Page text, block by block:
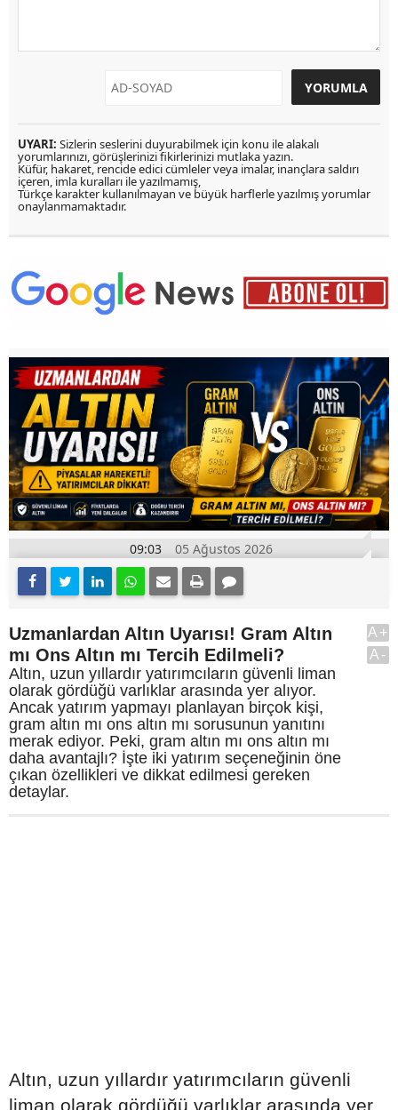
UYARI: Sizlerin seslerini duyurabilmek için konu ile alakalı
yorumlarınızı, görüşlerinizi fikirlerinizi mutlaka yazın.
Küfür, hakaret, rencide edici cümleler veya imalar, inançlara saldırı
içeren, imla kuralları ile yazılmamış,
Türkçe karakter kullanılmayan ve büyük harflerle yazılmış yorumlar
onaylanmamaktadır.
09:03 05 Ağustos 2026
Uzmanlardan Altın Uyarısı! Gram Altın
mı Ons Altın mı Tercih Edilmeli?
Altın, uzun yıllardır yatırımcıların güvenli liman
olarak gördüğü varlıklar arasında yer alıyor.
Ancak yatırım yapmayı planlayan birçok kişi,
gram altın mı ons altın mı sorusunun yanıtını
merak ediyor. Peki, gram altın mı ons altın mı
daha avantajlı? İşte iki yatırım seçeneğinin öne
çıkan özellikleri ve dikkat edilmesi gereken
detaylar.
A+
A-
Altın, uzun yıllardır yatırımcıların güvenli
liman olarak gördüğü varlıklar arasında yer